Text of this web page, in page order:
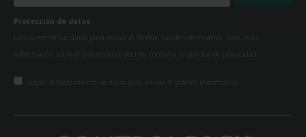
Protección de datos
Utilizaremos tus datos para enviar el boletín tus derinformativo. Para más
información sobre el tratamiento yechos, consulta la política de privacidad
Acepto el tratamiento de datos para enviar el boletín informativo